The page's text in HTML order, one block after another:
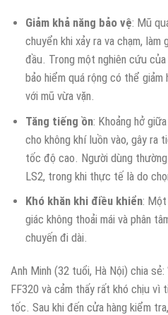
Giảm khả năng bảo vệ: Mũ
chuyển khi xảy ra va chạm, làm
đầu. Trong một nghiên cứu
bảo hiểm quá rộng có thể giảm
với mũ vừa vặn.
Tăng tiếng ồn: Khoảng hở
cho không khí luồn vào, gây ra
tốc độ cao. Người dùng
LS2, trong khi thực tế là do
Khó khăn khi điều khiển: Một
giác không thoải mái và phân
chuyến đi dài.
Anh Minh (32 tuổi, Hà Nội) chia
FF320 và cảm thấy rất khó chịu vì
tốc. Sau khi đến cửa hàng kiểm